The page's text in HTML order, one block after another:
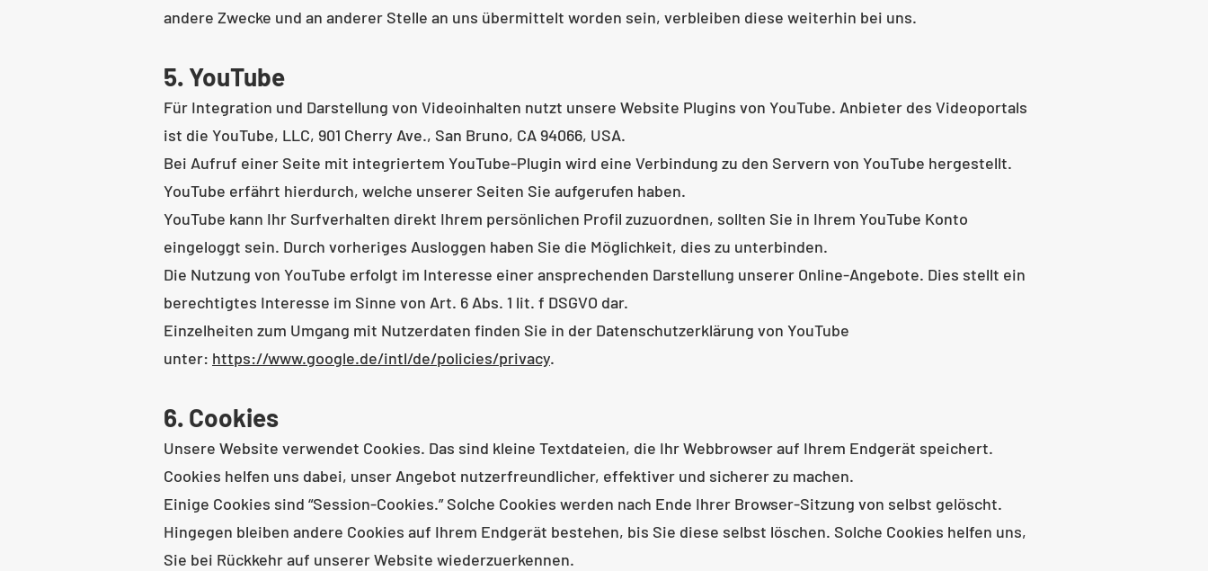
andere Zwecke und an anderer Stelle an uns übermittelt worden sein, verbleiben diese weiterhin bei uns.
5. YouTube
Für Integration und Darstellung von Videoinhalten nutzt unsere Website Plugins von YouTube. Anbieter des Videoportals
ist die YouTube, LLC, 901 Cherry Ave., San Bruno, CA 94066, USA.
Bei Aufruf einer Seite mit integriertem YouTube-Plugin wird eine Verbindung zu den Servern von YouTube hergestellt.
YouTube erfährt hierdurch, welche unserer Seiten Sie aufgerufen haben.
YouTube kann Ihr Surfverhalten direkt Ihrem persönlichen Profil zuzuordnen, sollten Sie in Ihrem YouTube Konto
eingeloggt sein. Durch vorheriges Ausloggen haben Sie die Möglichkeit, dies zu unterbinden.
Die Nutzung von YouTube erfolgt im Interesse einer ansprechenden Darstellung unserer Online-Angebote. Dies stellt ein
berechtigtes Interesse im Sinne von Art. 6 Abs. 1 lit. f DSGVO dar.
Einzelheiten zum Umgang mit Nutzerdaten finden Sie in der Datenschutzerklärung von YouTube
unter: https://www.google.de/intl/de/policies/privacy.
6. Cookies
Unsere Website verwendet Cookies. Das sind kleine Textdateien, die Ihr Webbrowser auf Ihrem Endgerät speichert.
Cookies helfen uns dabei, unser Angebot nutzerfreundlicher, effektiver und sicherer zu machen.
Einige Cookies sind “Session-Cookies.” Solche Cookies werden nach Ende Ihrer Browser-Sitzung von selbst gelöscht.
Hingegen bleiben andere Cookies auf Ihrem Endgerät bestehen, bis Sie diese selbst löschen. Solche Cookies helfen uns,
Sie bei Rückkehr auf unserer Website wiederzuerkennen.